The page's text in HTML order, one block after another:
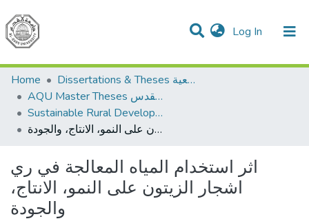
Log In (current)
Communities & Collections
All of DSpace
Home
Dissertations & Theses الرسائل الجامعية
AQU Master Theses الرسائل الجامعية الخاصة بجامعة القدس
Sustainable Rural Development التنمية الريفية المستدامة
اثر استخدام المياه المعالجة في ري اشجار الزيتون على النمو، الانتاج، والجودة
اثر استخدام المياه المعالجة في ري
اشجار الزيتون على النمو، الانتاج،
والجودة